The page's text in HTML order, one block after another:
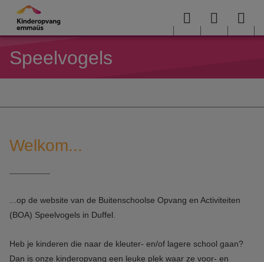
Overslaan en naar de inhoud gaan
Menu User
Speelvogels
Welkom...
...op de website van de Buitenschoolse Opvang en Activiteiten
(BOA) Speelvogels in Duffel.
Heb je kinderen die naar de kleuter- en/of lagere school gaan?
Dan is onze kinderopvang een leuke plek waar ze voor- en